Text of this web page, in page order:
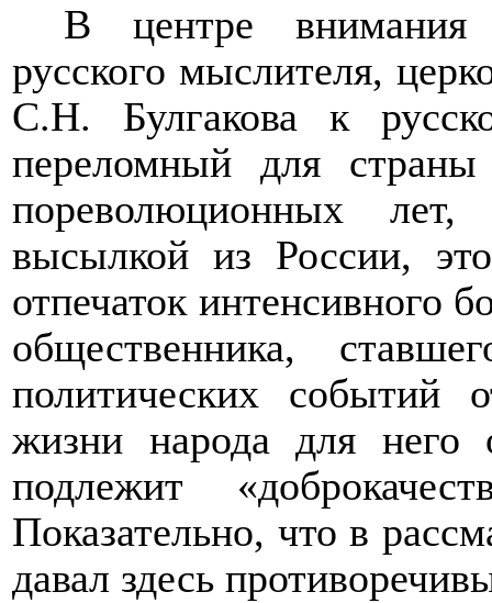
В центре внимания
русского мыслителя,
С.Н. Булгакова к
переломный для
пореволюционных лет,
высылкой из России,
отпечаток интенсивного
общественника,
политических событий
жизни народа для него
подлежит
Показательно, что в
давал здесь